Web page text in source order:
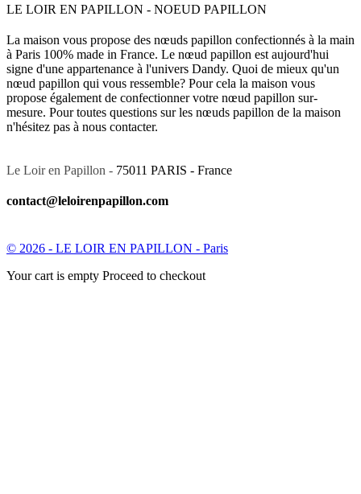
LE LOIR EN PAPILLON - NOEUD PAPILLON
La maison vous propose des nœuds papillon confectionnés à la main
à Paris 100% made in France. Le nœud papillon est aujourd'hui
signe d'une appartenance à l'univers Dandy. Quoi de mieux qu'un
nœud papillon qui vous ressemble? Pour cela la maison vous
propose également de confectionner votre nœud papillon sur-
mesure. Pour toutes questions sur les nœuds papillon de la maison
n'hésitez pas à nous contacter.
Le Loir en Papillon - 75011 PARIS - France
contact@leloirenpapillon.com
© 2026 - LE LOIR EN PAPILLON - Paris
Your cart is empty Proceed to checkout